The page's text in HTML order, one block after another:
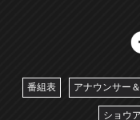
番組表 アナウンサー
ショウ